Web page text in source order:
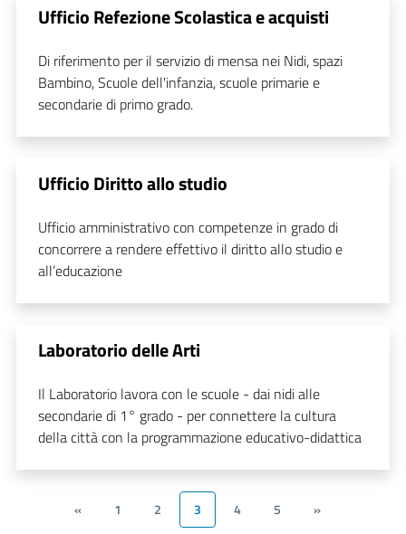
Ufficio Refezione Scolastica e acquisti
Di riferimento per il servizio di mensa nei Nidi, spazi
Bambino, Scuole dell'infanzia, scuole primarie e
secondarie di primo grado.
Ufficio Diritto allo studio
Ufficio amministrativo con competenze in grado di
concorrere a rendere effettivo il diritto allo studio e
all’educazione
Laboratorio delle Arti
Il Laboratorio lavora con le scuole - dai nidi alle
secondarie di 1° grado - per connettere la cultura
della città con la programmazione educativo-didattica
« 1 2 3 4 5 »